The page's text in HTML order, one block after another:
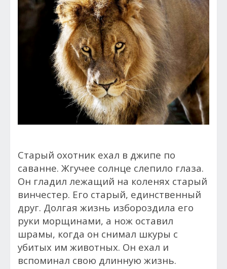
Старый охотник ехал в джипе по
саванне. Жгучее солнце слепило глаза.
Он гладил лежащий на коленях старый
винчестер. Его старый, единственный
друг. Долгая жизнь избороздила его
руки морщинами, а нож оставил
шрамы, когда он снимал шкуры с
убитых им животных. Он ехал и
вспоминал свою длинную жизнь.